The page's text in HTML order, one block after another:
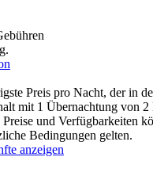
Preis pro Nacht, der in
mit 1 Übernachtung von 2
und Verfügbarkeiten
Bedingungen gelten.
anzeigen